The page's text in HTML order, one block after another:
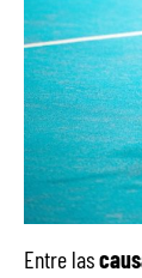
Entre las